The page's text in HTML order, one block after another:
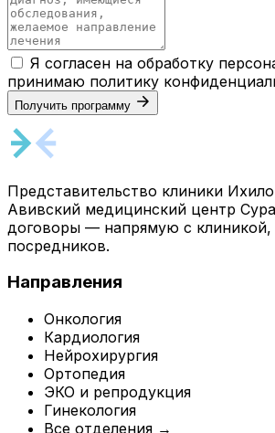
Я согласен на обработку
принимаю политику
Получить программу
Представительство клиники
Авивский медицинский центр
договоры — напрямую с клиникой,
посредников.
Направления
Онкология
Кардиология
Нейрохирургия
Ортопедия
ЭКО и репродукция
Гинекология
Все отделения →